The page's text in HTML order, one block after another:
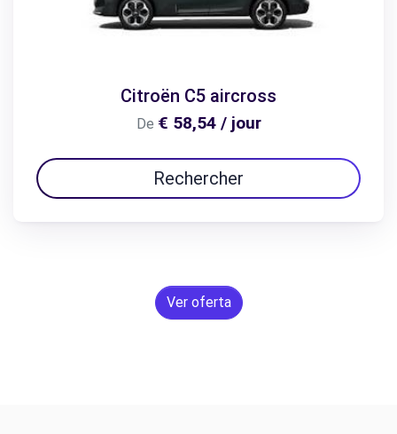
Citroën C5 aircross
De € 58,54 / jour
Rechercher
Ver oferta